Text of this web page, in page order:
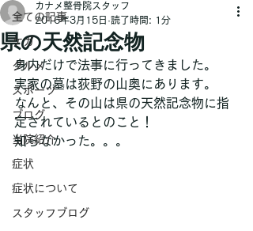
全ての記事
ケガ
グルメ
スポーツ
ブログ
当院紹介
症状
症状について
スタッフブログ
県の天然記念物
カナメ整骨院スタッフ
2016年3月15日 読了時間: 1分
身内だけで法事に行ってきました。
実家の墓は荻野の山奥にあります。
なんと、その山は県の天然記念物に指
定されているとのこと！
知らなかった。。。